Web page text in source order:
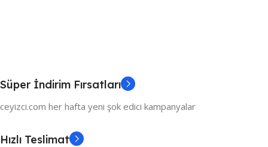
Süper İndirim Fırsatları
ceyizci.com her hafta yeni şok edici kampanyalar
Hızlı Teslimat